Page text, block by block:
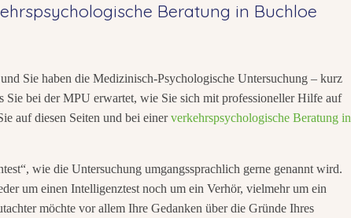
Beratung in Buchloe
Sie haben die Medizinisch-Psychologische Untersuchung – kurz
Sie bei der MPU erwartet, wie Sie sich mit professioneller Hilfe auf
auf diesen Seiten und bei einerverkehrspsychologische Beratung in
wie die Untersuchung umgangssprachlich gerne genannt wird.
um einen Intelligenztest noch um ein Verhör, vielmehr um ein
möchte vor allem Ihre Gedanken über die Gründe Ihres